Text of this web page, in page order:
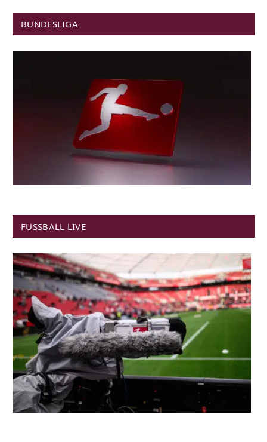
BUNDESLIGA
FUSSBALL LIVE